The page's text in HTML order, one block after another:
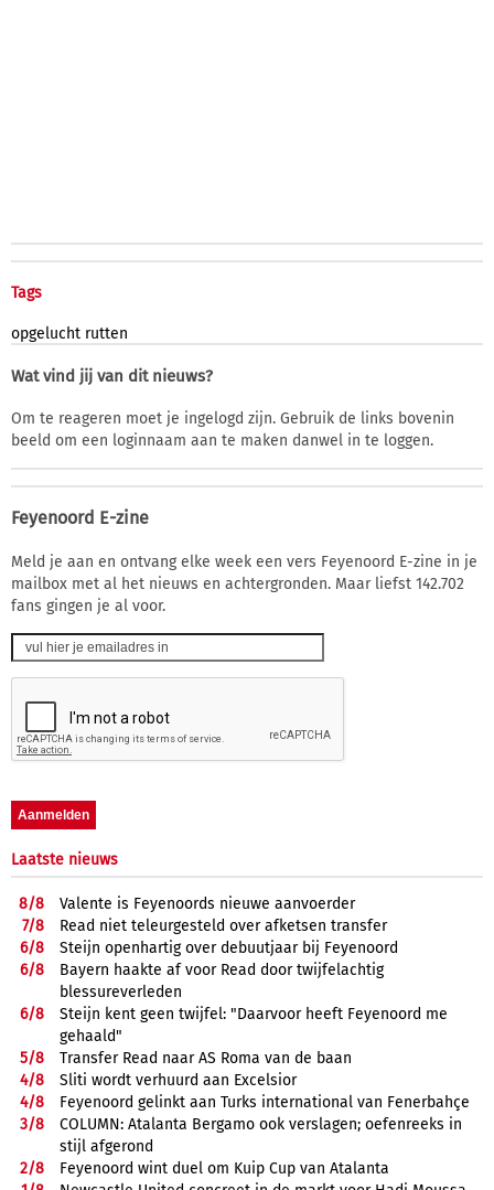
Tags
opgelucht rutten
Wat vind jij van dit nieuws?
Om te reageren moet je ingelogd zijn. Gebruik de links bovenin
beeld om een loginnaam aan te maken danwel in te loggen.
Feyenoord E-zine
Meld je aan en ontvang elke week een vers Feyenoord E-zine in je
mailbox met al het nieuws en achtergronden. Maar liefst 142.702
fans gingen je al voor.
Laatste nieuws
8/8
Valente is Feyenoords nieuwe aanvoerder
7/8
Read niet teleurgesteld over afketsen transfer
6/8
Steijn openhartig over debuutjaar bij Feyenoord
6/8
Bayern haakte af voor Read door twijfelachtig
blessureverleden
6/8
Steijn kent geen twijfel: "Daarvoor heeft Feyenoord me
gehaald"
5/8
Transfer Read naar AS Roma van de baan
4/8
Sliti wordt verhuurd aan Excelsior
4/8
Feyenoord gelinkt aan Turks international van Fenerbahçe
3/8
COLUMN: Atalanta Bergamo ook verslagen; oefenreeks in
stijl afgerond
2/8
Feyenoord wint duel om Kuip Cup van Atalanta